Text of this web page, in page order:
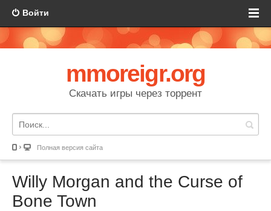
Войти
mmoreigr.org
Скачать игры через торрент
Полная версия сайта
Willy Morgan and the Curse of
Bone Town